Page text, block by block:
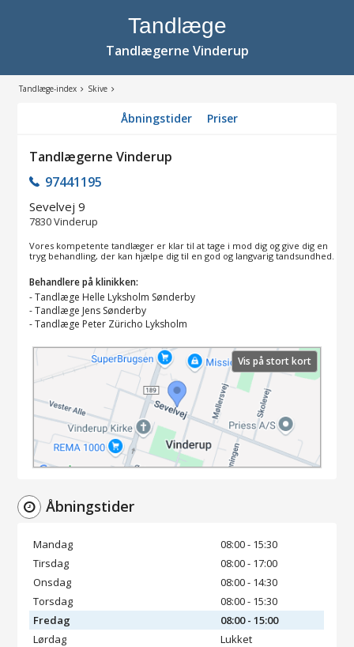
Tandlæge
Tandlægerne Vinderup
Tandlæge-index Skive
Åbningstider Priser
Tandlægerne Vinderup
97441195
Sevelvej 9
7830Vinderup
Vores kompetente tandlæger er klar til at tage i mod dig og give dig en
tryg behandling, der kan hjælpe dig til en god og langvarig tandsundhed.
Behandlere på klinikken:
-Tandlæge Helle Lyksholm Sønderby
-Tandlæge Jens Sønderby
-Tandlæge Peter Züricho Lyksholm
Vis på stort kort
Åbningstider
Mandag
08:00 - 15:30
Tirsdag
08:00 - 17:00
Onsdag
08:00 - 14:30
Torsdag
08:00 - 15:30
Fredag
08:00 - 15:00
Lørdag
Lukket